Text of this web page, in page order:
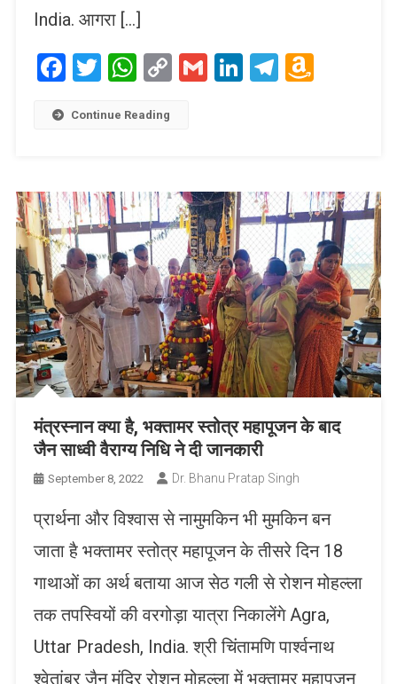
India. आगरा […]
Facebook
Twitter
WhatsApp
CopyGmailLinkedIn
Telegram
Continue Reading
मंत्रस्नान क्या है, भक्तामर स्तोत्र महापूजन के बाद
जैन साध्वी वैराग्य निधि ने दी जानकारी
September 8, 2022 Dr. Bhanu Pratap Singh
प्रार्थना और विश्वास से नामुमकिन भी मुमकिन बन
जाता है भक्तामर स्तोत्र महापूजन के तीसरे दिन 18
गाथाओं का अर्थ बताया आज सेठ गली से रोशन मोहल्ला
तक तपस्वियों की वरगोड़ा यात्रा निकालेंगे Agra,
Uttar Pradesh, India. श्री चिंतामणि पार्श्वनाथ
श्वेतांबर जैन मंदिर रोशन मोहल्ला में भक्तामर महापूजन